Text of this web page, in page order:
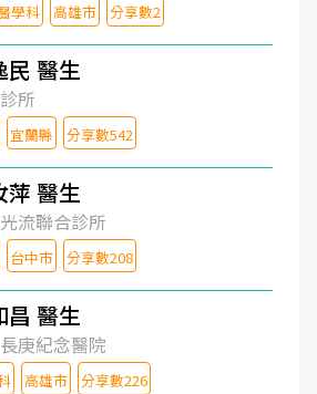
學科 高雄市 分享數2
民 醫生
所
宜蘭縣 分享數542
萍 醫生
流聯合診所
台中市 分享數208
昌 醫生
庚紀念醫院
高雄市 分享數226